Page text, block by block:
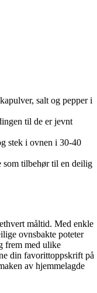
salt og pepper i
til de er jevnt
stek i ovnen i 30-40
som tilbehør til en deilig
måltid. Med enkle
ovnsbakte poteter
frem med ulike
din favorittoppskrift på
av hjemmelagde